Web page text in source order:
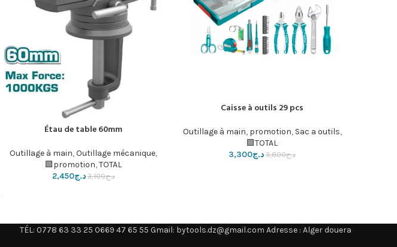
إضافة إلى السلةCaisse à outils 29 pcs
Outillage à main, promotion, Sac a outils,
TOTAL🟩
د.ج3,800 د.ج3,300
إضافة إلى السلةÉtau de table 60mm
Outillage à main,Outillage mécanique,
promotion,TOTAL🟩
د.ج3,100 د.ج2,450
TÉL: 0778 63 33 25 0669 47 65 55 Gmail: bytools.dz@gmail.com Adresse : Alger douera